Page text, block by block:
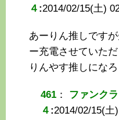
４ :2014/02/15(土)
あーりん推しです
ー充電させていた
りんやす推しにな
461 ： ファンク
４ :2014/02/15(土